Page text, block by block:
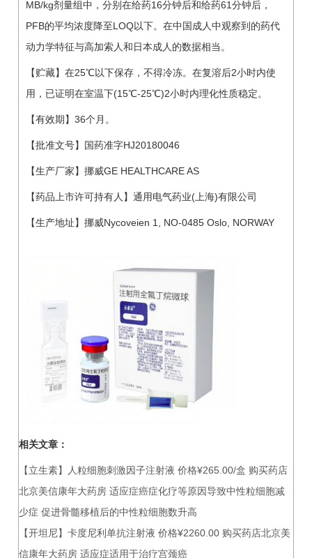
MB/kg剂量组中，分别在给药16分钟后和给药61分钟后，
PFB的平均浓度降至LOQ以下。在中国成人中观察到的药代
动力学特征与高加索人和日本成人的数据相当。
【贮藏】在25℃以下保存，不得冷冻。在复溶后2小时内使
用，已证明在室温下(15℃-25℃)2小时内理化性质稳定。
【有效期】36个月。
【批准文号】国药准字HJ20180046
【生产厂家】挪威GE HEALTHCARE AS
【药品上市许可持有人】通用电气药业(上海)有限公司
【生产地址】挪威Nycoveien 1, NO-0485 Oslo, NORWAY
相关文章：
【立生素】人粒细胞刺激因子注射液 价格¥265.00/盒 购买药店
北京美信康年大药房 适应症癌症化疗等原因导致中性粒细胞减
少症 促进骨髓移植后的中性粒细胞数升高
【开坦尼】卡度尼利单抗注射液 价格¥2260.00 购买药店北京美
信康年大药房 适应症适用于治疗宫颈癌